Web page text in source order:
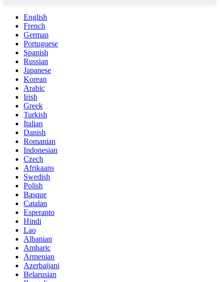
English
French
German
Portuguese
Spanish
Russian
Japanese
Korean
Arabic
Irish
Greek
Turkish
Italian
Danish
Romanian
Indonesian
Czech
Afrikaans
Swedish
Polish
Basque
Catalan
Esperanto
Hindi
Lao
Albanian
Amharic
Armenian
Azerbaijani
Belarusian